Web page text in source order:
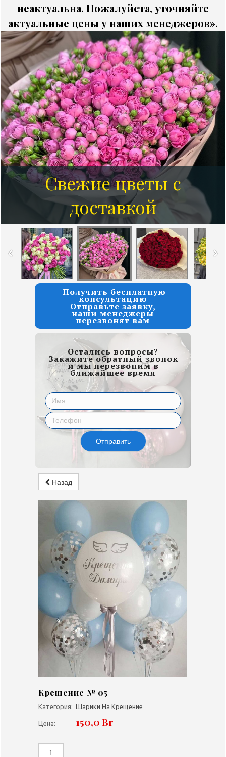
неактуальна. Пожалуйста, уточняйте
актуальные цены у наших менеджеров».
Свежие цветы с
доставкой
Розы от 7 руб за 1 шт
Получить бесплатную
консультацию
Отправьте заявку,
наши менеджеры
перезвонят вам
Остались вопросы?
Закажите обратный звонок
и мы перезвоним в
ближайшее время
Отправить
Назад
Крещение № 05
Категория: Шарики На Крещение
Цена: 150,0 Br